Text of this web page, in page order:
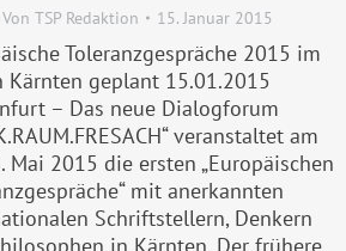
Von TSP Redaktion 15. Januar 2015
Toleranzgespräche 2015 im
Kärnten geplant 15.01.2015
– Das neue Dialogforum
veranstaltet am
Mai 2015 die ersten „Europäischen
mit anerkannten
Schriftstellern, Denkern